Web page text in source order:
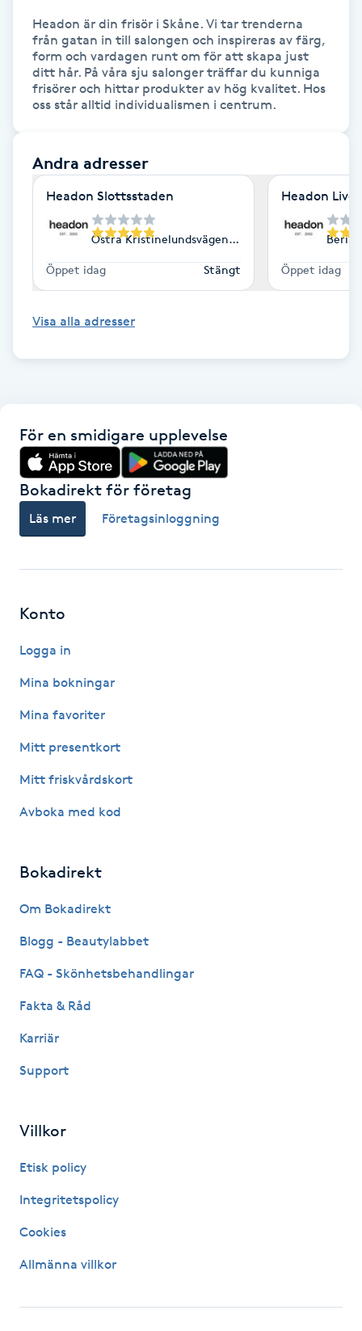
Japansk massage
Katun fransar
Kemisk peeling
Keratinbehandling
Kinesiologi
Kiropraktik
Klippning
Klippning & Slingor
Klippning ungdom
Kostrådgivning
Kroppsinpackning
Käkledsbehandling
Lashlift Keratin
LED-ljusterapi
LPG-massage
Luggklippning
Headon är din frisör i Skåne. Vi tar trenderna
från gatan in till salongen och inspireras av färg,
form och vardagen runt om för att skapa just
ditt hår. På våra sju salonger träffar du kunniga
frisörer och hittar produkter av hög kvalitet. Hos
oss står alltid individualismen i centrum.
Andra adresser
Headon Slottsstaden
Östra Kristinelundsvägen 18, Malmö
Öppet idag Stängt
Headon Live
Öppet idag
Visa alla adresser
För en smidigare upplevelse
Bokadirekt för företag
Läs mer Företagsinloggning
Konto
Logga in
Mina bokningar
Mina favoriter
Mitt presentkort
Mitt friskvårdskort
Avboka med kod
Bokadirekt
Om Bokadirekt
Blogg - Beautylabbet
FAQ - Skönhetsbehandlingar
Fakta & Råd
Karriär
Support
Villkor
Etisk policy
Integritetspolicy
Cookies
Allmänna villkor